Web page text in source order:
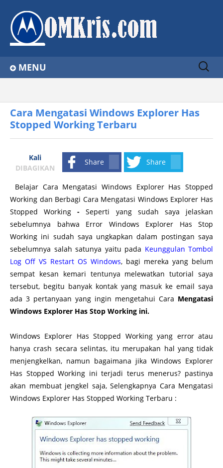
MENU
About
Contact Us
Disclaimer
Sear
ch
Cara Mengatasi Windows Explorer Has
Stopped Working Terbaru
Kali
DIBAGIKAN
Share Share
Belajar Cara Mengatasi Windows Explorer Has Stopped
Working dan Berbagi Cara Mengatasi Windows Explorer Has
Stopped Working-Seperti yang sudah saya jelaskan
sebelumnya bahwa Error Windows Explorer Has Stop
Working ini sudah saya ungkapkan dalam postingan saya
sebelumnya salah satunya yaitu pada Keunggulan Tombol
Log Off VS Restart OS Windows, bagi mereka yang belum
sempat kesan kemari tentunya melewatkan tutorial saya
tersebut, begitu banyak kontak yang masuk ke email saya
ada 3 pertanyaan yang ingin mengetahui Cara Mengatasi
Windows Explorer Has Stop Working ini.
Windows Explorer Has Stopped Working yang error atau
hanya crash secara selintas, itu merupakan hal yang tidak
menjengkelkan, namun bagaimana jika Windows Explorer
Has Stopped Working ini terjadi terus menerus? pastinya
akan membuat jengkel saja, Selengkapnya Cara Mengatasi
Windows Explorer Has Stopped Working Terbaru :